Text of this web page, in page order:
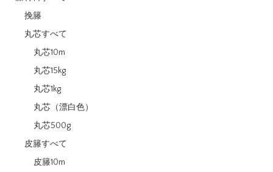
挽籐
丸芯すべて
丸芯10m
丸芯15kg
丸芯1kg
丸芯（漂白色）
丸芯500g
皮籐すべて
皮籐10m